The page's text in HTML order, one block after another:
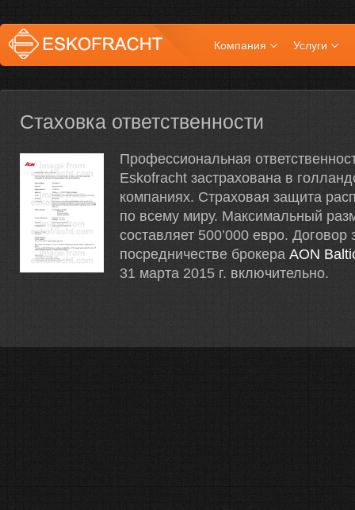
Компания Услуги
Стаховка ответственности
Профессиональная
Eskofracht застрахована в
компаниях. Страховая защита
по всему миру. Максимальный
составляет 500’000 евро. Договор
посредничестве брокера AON
31 марта 2015 г. включительно.